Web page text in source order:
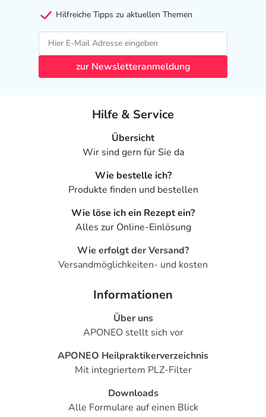
Hilfreiche Tipps zu aktuellen Themen
zur Newsletteranmeldung
Hilfe & Service
Übersicht
Wir sind gern für Sie da
Wie bestelle ich?
Produkte finden und bestellen
Wie löse ich ein Rezept ein?
Alles zur Online-Einlösung
Wie erfolgt der Versand?
Versandmöglichkeiten- und kosten
Informationen
Über uns
APONEO stellt sich vor
APONEO Heilpraktikerverzeichnis
Mit integriertem PLZ-Filter
Downloads
Alle Formulare auf einen Blick